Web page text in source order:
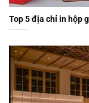
Top 5 địa chỉ in hộp